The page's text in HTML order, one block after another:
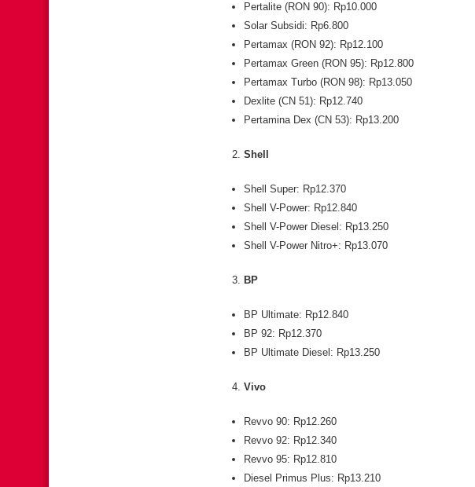
Pertalite (RON 90): Rp10.000
Solar Subsidi: Rp6.800
Pertamax (RON 92): Rp12.100
Pertamax Green (RON 95): Rp12.800
Pertamax Turbo (RON 98): Rp13.050
Dexlite (CN 51): Rp12.740
Pertamina Dex (CN 53): Rp13.200
Shell
Shell Super: Rp12.370
Shell V-Power: Rp12.840
Shell V-Power Diesel: Rp13.250
Shell V-Power Nitro+: Rp13.070
BP
BP Ultimate: Rp12.840
BP 92: Rp12.370
BP Ultimate Diesel: Rp13.250
Vivo
Revvo 90: Rp12.260
Revvo 92: Rp12.340
Revvo 95: Rp12.810
Diesel Primus Plus: Rp13.210